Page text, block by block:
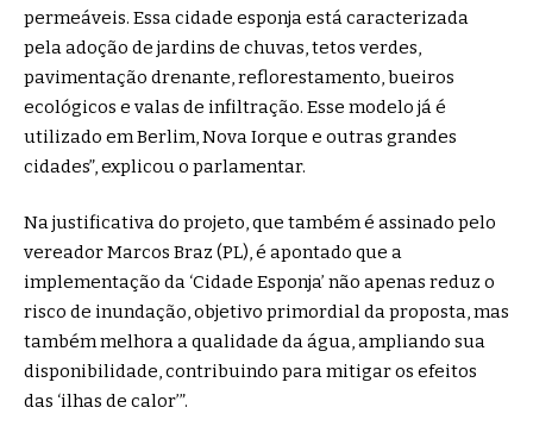
permeáveis. Essa cidade esponja está caracterizada
pela adoção de jardins de chuvas, tetos verdes,
pavimentação drenante, reflorestamento, bueiros
ecológicos e valas de infiltração. Esse modelo já é
utilizado em Berlim, Nova Iorque e outras grandes
cidades”, explicou o parlamentar.
Na justificativa do projeto, que também é assinado pelo
vereador Marcos Braz (PL), é apontado que a
implementação da ‘Cidade Esponja’ não apenas reduz o
risco de inundação, objetivo primordial da proposta, mas
também melhora a qualidade da água, ampliando sua
disponibilidade, contribuindo para mitigar os efeitos
das ‘ilhas de calor’”.